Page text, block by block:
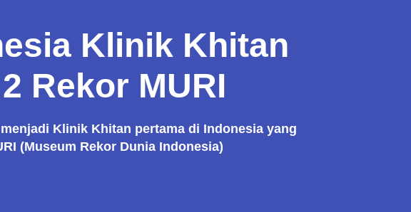
Klinik Khitan
Rekor MURI
Klinik Khitan pertama di Indonesia yang
(Museum Rekor Dunia Indonesia)